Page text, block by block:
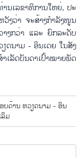
ນ​ເລ​ຂາ​ທິ​ການ​ໃຫຍ່, ປະ​
ງ​ວ່າ ຈະ​ສ້າງ​ກຳ​ລັງ​ໜູ​ນ​
ງກວ່າ ແລະ ຍົກ​ລະ​ດັບ​
ດ​ນາມ - ອິນ​ເດຍ ໃນ​ສັງ​
ເລັດ​ບັນ​ດາ​ເປົ້າ​ໝາຍ​ພັດ​
ບ​ດ້ານ ຫວຽດ​ນາມ - ອິນ​
ມ